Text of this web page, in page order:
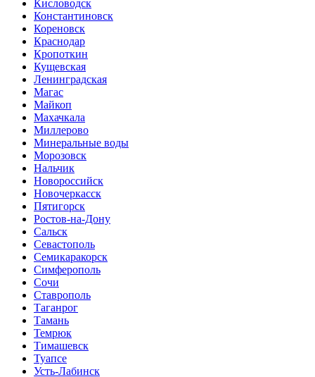
Кисловодск
Константиновск
Кореновск
Краснодар
Кропоткин
Кущевская
Ленинградская
Магас
Майкоп
Махачкала
Миллерово
Минеральные воды
Морозовск
Нальчик
Новороссийск
Новочеркасск
Пятигорск
Ростов-на-Дону
Сальск
Севастополь
Семикаракорск
Симферополь
Сочи
Ставрополь
Таганрог
Тамань
Темрюк
Тимашевск
Туапсе
Усть-Лабинск